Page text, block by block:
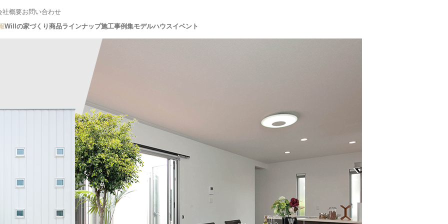
社概要お問い合わせ
Willの家づくり商品ラインナップ施工事例集モデルハウスイベント